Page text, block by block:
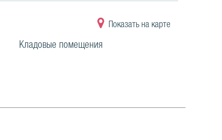
Показать на карте
Кладовые помещения